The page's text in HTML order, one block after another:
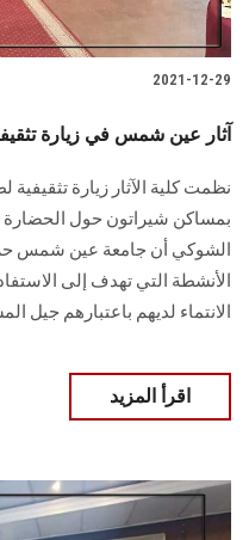
2021-12-29
آثار عين شمس في زيارة
نظمت كلية الآثار زيارة
بمساكن شيراتون حول الحضارة
الشوكي أن جامعة عين شمس
الأنشطة التي تهدف إلى
الانتماء لديهم باعتبارهم جيل
اقرأ المزيد